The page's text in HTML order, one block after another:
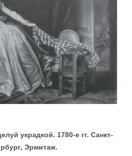
украдкой. 1780-е гг. Санкт-
Эрмитаж.